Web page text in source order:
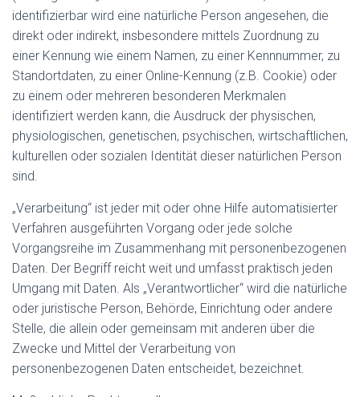
identifizierbar wird eine natürliche Person angesehen, die
direkt oder indirekt, insbesondere mittels Zuordnung zu
einer Kennung wie einem Namen, zu einer Kennnummer, zu
Standortdaten, zu einer Online-Kennung (z.B. Cookie) oder
zu einem oder mehreren besonderen Merkmalen
identifiziert werden kann, die Ausdruck der physischen,
physiologischen, genetischen, psychischen, wirtschaftlichen,
kulturellen oder sozialen Identität dieser natürlichen Person
sind.
„Verarbeitung“ ist jeder mit oder ohne Hilfe automatisierter
Verfahren ausgeführten Vorgang oder jede solche
Vorgangsreihe im Zusammenhang mit personenbezogenen
Daten. Der Begriff reicht weit und umfasst praktisch jeden
Umgang mit Daten. Als „Verantwortlicher“ wird die natürliche
oder juristische Person, Behörde, Einrichtung oder andere
Stelle, die allein oder gemeinsam mit anderen über die
Zwecke und Mittel der Verarbeitung von
personenbezogenen Daten entscheidet, bezeichnet.